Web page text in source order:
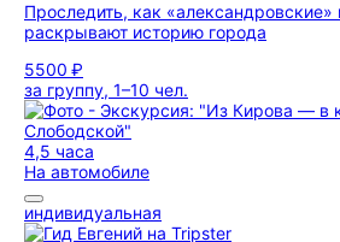
Проследить, как «александровские»
раскрывают историю города
5500 ₽
за группу, 1–10 чел.
4,5 часа
На автомобиле
индивидуальная